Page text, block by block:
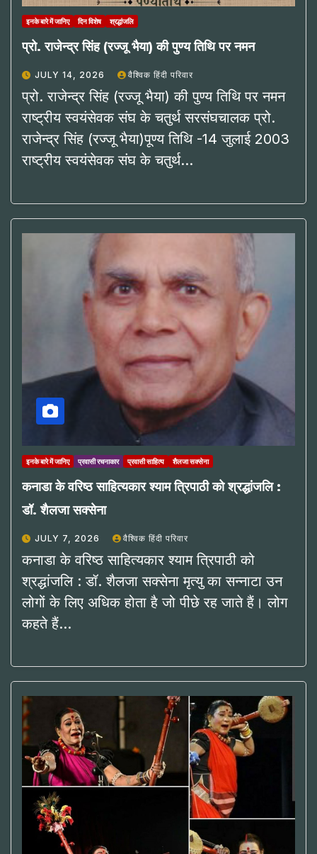
इनके बारे में जानिए दिन विशेष श्रद्धांजलि
प्रो. राजेन्द्र सिंह (रज्जू भैया) की पुण्य तिथि पर नमन
JULY 14, 2026 वैश्विक हिंदी परिवार
प्रो. राजेन्द्र सिंह (रज्जू भैया) की पुण्य तिथि पर नमन
राष्ट्रीय स्वयंसेवक संघ के चतुर्थ सरसंघचालक प्रो.
राजेन्द्र सिंह (रज्जू भैया)पूण्य तिथि -14 जुलाई 2003
राष्ट्रीय स्वयंसेवक संघ के चतुर्थ…
इनके बारे में जानिए प्रवासी रचनाकार प्रवासी साहित्य शैलजा सक्सेना
कनाडा के वरिष्ठ साहित्यकार श्याम त्रिपाठी को श्रद्धांजलि :
डॉ. शैलजा सक्सेना
JULY 7, 2026 वैश्विक हिंदी परिवार
कनाडा के वरिष्ठ साहित्यकार श्याम त्रिपाठी को
श्रद्धांजलि : डॉ. शैलजा सक्सेना मृत्यु का सन्नाटा उन
लोगों के लिए अधिक होता है जो पीछे रह जाते हैं। लोग
कहते हैं…